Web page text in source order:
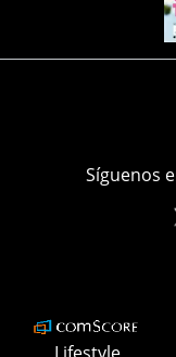
Síguenos